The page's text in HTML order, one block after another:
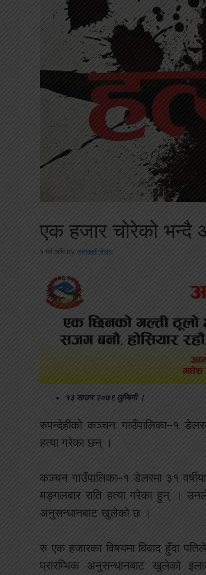
एक हजार चोरेको भन्दै
४ वर्ष अघि by जानकारी नेपाल
१३ साउन २०७९ लुम्बिनी ।
रुपन्देहीको कञ्चन गाउँपालिका–१
हत्या गरेका छन् ।
कञ्चन गाउँपालिका–१ डेलरमा ३१
मङ्गलबार राति हत्या गरेका हुन् ।
अनुसन्धानबाट खुलेको छ ।
रु एक हजारका विषयमा विवाद हुँदा
प्रारम्भिक अनुसन्धानबाट खुलेको